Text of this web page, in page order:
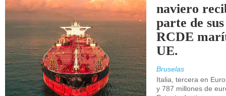
naviero
parte de
RCDE
UE.
Bruselas
Italia, tercera en
y 787 millones de